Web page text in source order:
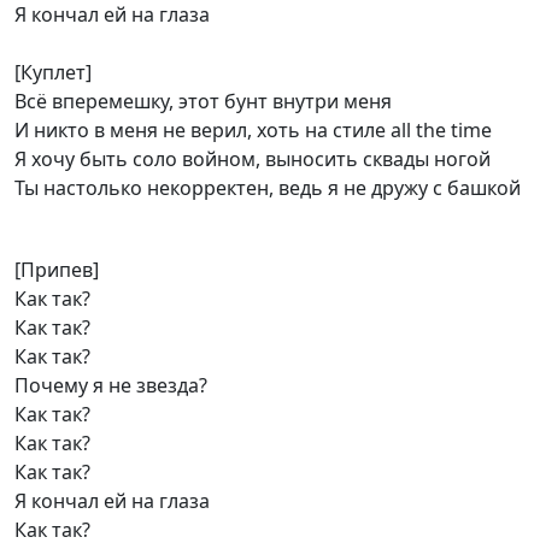
Я кончал ей на глаза
[Куплет]
Всё вперемешку, этот бунт внутри меня
И никто в меня не верил, хоть на стиле all the time
Я хочу быть соло войном, выносить сквады ногой
Ты настолько некорректен, ведь я не дружу с башкой
[Припев]
Как так?
Как так?
Как так?
Почему я не звезда?
Как так?
Как так?
Как так?
Я кончал ей на глаза
Как так?